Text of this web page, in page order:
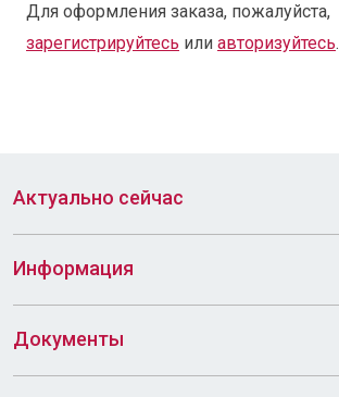
Для оформления заказа, пожалуйста,
зарегистрируйтесь или авторизуйтесь.
Актуально сейчас
Информация
Документы